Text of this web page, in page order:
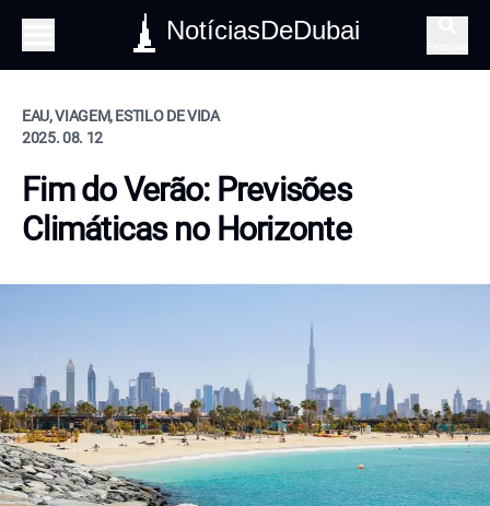
NotíciasDeDubai
EAU, VIAGEM, ESTILO DE VIDA
2025. 08. 12
Fim do Verão: Previsões
Climáticas no Horizonte